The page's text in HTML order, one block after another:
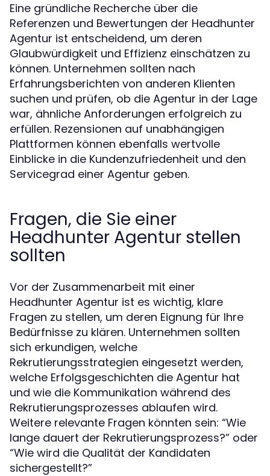
Eine gründliche Recherche über die
Referenzen und Bewertungen der Headhunter
Agentur ist entscheidend, um deren
Glaubwürdigkeit und Effizienz einschätzen zu
können. Unternehmen sollten nach
Erfahrungsberichten von anderen Klienten
suchen und prüfen, ob die Agentur in der Lage
war, ähnliche Anforderungen erfolgreich zu
erfüllen. Rezensionen auf unabhängigen
Plattformen können ebenfalls wertvolle
Einblicke in die Kundenzufriedenheit und den
Servicegrad einer Agentur geben.
Fragen, die Sie einer
Headhunter Agentur stellen
sollten
Vor der Zusammenarbeit mit einer
Headhunter Agentur ist es wichtig, klare
Fragen zu stellen, um deren Eignung für Ihre
Bedürfnisse zu klären. Unternehmen sollten
sich erkundigen, welche
Rekrutierungsstrategien eingesetzt werden,
welche Erfolgsgeschichten die Agentur hat
und wie die Kommunikation während des
Rekrutierungsprozesses ablaufen wird.
Weitere relevante Fragen könnten sein: “Wie
lange dauert der Rekrutierungsprozess?” oder
“Wie wird die Qualität der Kandidaten
sichergestellt?”